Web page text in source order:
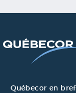
Québecor en bref